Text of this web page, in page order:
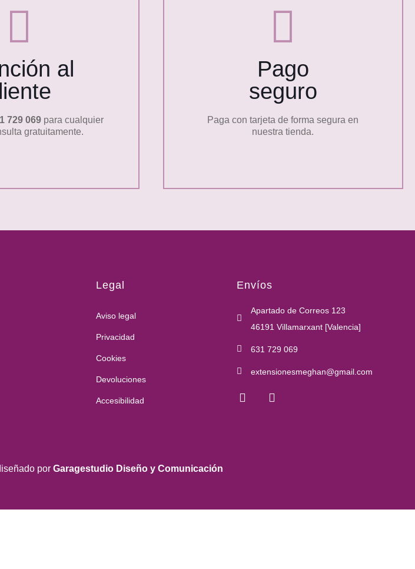
al
729 069para cualquier
gratuitamente.
Pago
seguro
Paga con tarjeta de forma segura en
nuestra tienda.
Legal
Aviso legal
Privacidad
Cookies
Devoluciones
Accesibilidad
Envíos
Apartado de Correos 123
46191 Villamarxant [Valencia]
631 729 069
extensionesmeghan@gmail.com
por Garagestudio Diseño y Comunicación